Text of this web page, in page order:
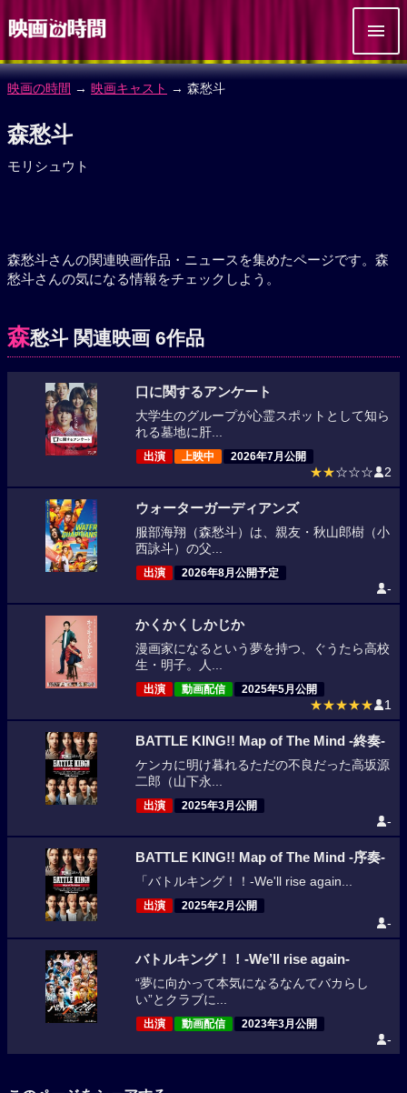
映画の時間 → 映画キャスト → 森愁斗
森愁斗
モリシュウト
森愁斗さんの関連映画作品・ニュースを集めたページです。森
愁斗さんの気になる情報をチェックしよう。
森愁斗 関連映画 6作品
口に関するアンケート
大学生のグループが心霊スポットとして知ら
れる墓地に肝...
出演 上映中 2026年7月公開
★★☆☆☆ 2
ウォーターガーディアンズ
服部海翔（森愁斗）は、親友・秋山郎樹（小
西詠斗）の父...
出演 2026年8月公開予定
-
かくかくしかじか
漫画家になるという夢を持つ、ぐうたら高校
生・明子。人...
出演 動画配信 2025年5月公開
★★★★★ 1
BATTLE KING!! Map of The Mind -終奏-
ケンカに明け暮れるただの不良だった高坂源
二郎（山下永...
出演 2025年3月公開
-
BATTLE KING!! Map of The Mind -序奏-
「バトルキング！！-We'll rise again...
出演 2025年2月公開
-
バトルキング！！-We’ll rise again-
“夢に向かって本気になるなんてバカらし
い”とクラブに...
出演 動画配信 2023年3月公開
-